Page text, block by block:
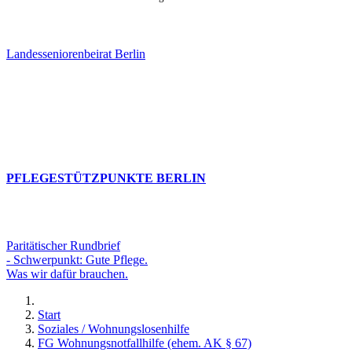
Landesseniorenbeirat Berlin
PFLEGESTÜTZPUNKTE BERLIN
Paritätischer Rundbrief
- Schwerpunkt: Gute Pflege.
Was wir dafür brauchen.
Start
Soziales / Wohnungslosenhilfe
FG Wohnungsnotfallhilfe (ehem. AK § 67)